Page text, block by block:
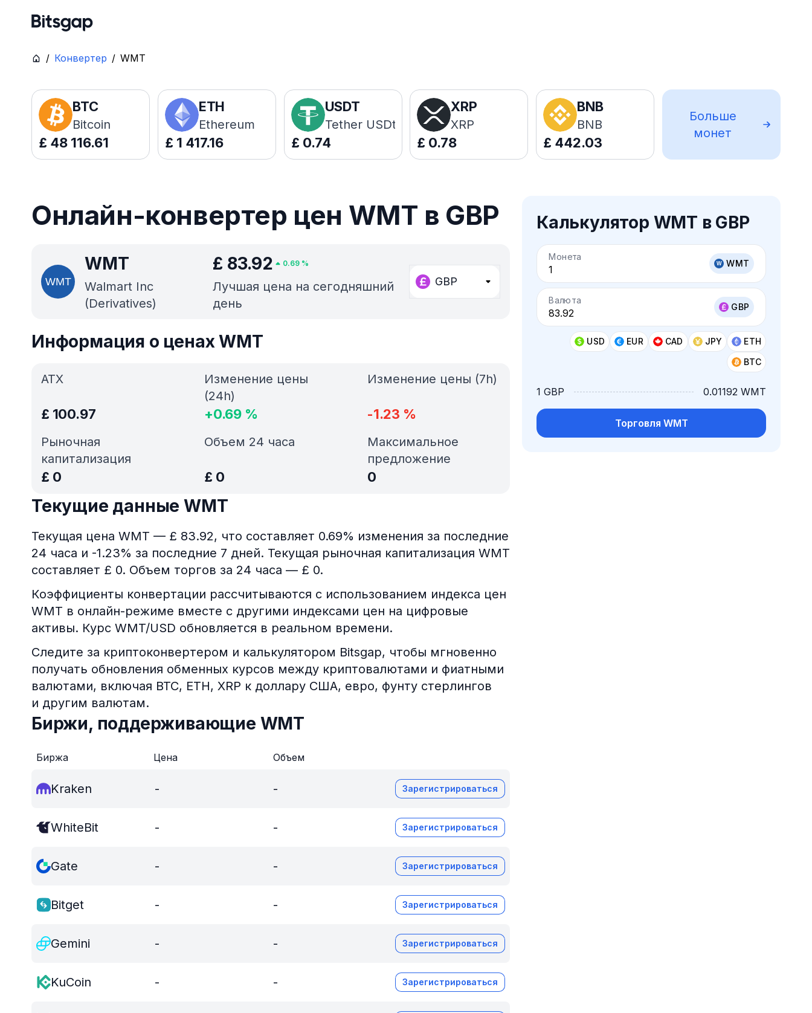
/ Конвертер / WMT
BTC
Bitcoin
£ 48 116.61
ETH
Ethereum
£ 1 417.16
USDT
Tether USDt
£ 0.74
XRP
XRP
£ 0.78
BNB
BNB
£ 442.03
Больше
монет
Онлайн-конвертер цен WMT в GBP
WMT
Walmart Inc
(Derivatives)
£ 83.92 0.69 %
Лучшая цена на сегодняшний
день
GBP
Калькулятор WMT в GBP
Монета
WMT
Валюта
GBP
USD EUR CAD JPY
ETH
BTC
1 GBP 0.01192 WMT
Торговля WMT
Информация о ценах WMT
АТХ
£ 100.97
Рыночная
капитализация
£ 0
Изменение цены
(24h)
+0.69 %
Изменение цены (7h)
-1.23 %
Объем 24 часа
£ 0
Максимальное
предложение
0
Текущие данные WMT
Текущая цена WMT — £ 83.92, что составляет 0.69% изменения за последние
24 часа и -1.23% за последние 7 дней. Текущая рыночная капитализация WMT
составляет £ 0. Объем торгов за 24 часа — £ 0.
Коэффициенты конвертации рассчитываются с использованием индекса цен
WMT в онлайн-режиме вместе с другими индексами цен на цифровые
активы. Курс WMT/USD обновляется в реальном времени.
Следите за криптоконвертером и калькулятором Bitsgap, чтобы мгновенно
получать обновления обменных курсов между криптовалютами и фиатными
валютами, включая BTC, ETH, XRP к доллару США, евро, фунту стерлингов
и другим валютам.
Биржи, поддерживающие WMT
Биржа Цена Объем
Kraken - - Зарегистрироваться
WhiteBit - - Зарегистрироваться
Gate - - Зарегистрироваться
Bitget - - Зарегистрироваться
Gemini - - Зарегистрироваться
KuCoin - - Зарегистрироваться